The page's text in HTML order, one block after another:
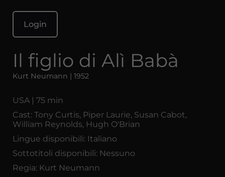
Login
Il figlio di Alì Babà
Kurt Neumann | 1952
USA | 75 min
Cast: Tony Curtis, Piper Laurie, Susan Cabot,
William Reynolds, Hugh O'Brian
Lingue disponibili: Italiano
Sottotitoli disponibili: Nessuno
Regia: Kurt Neumann